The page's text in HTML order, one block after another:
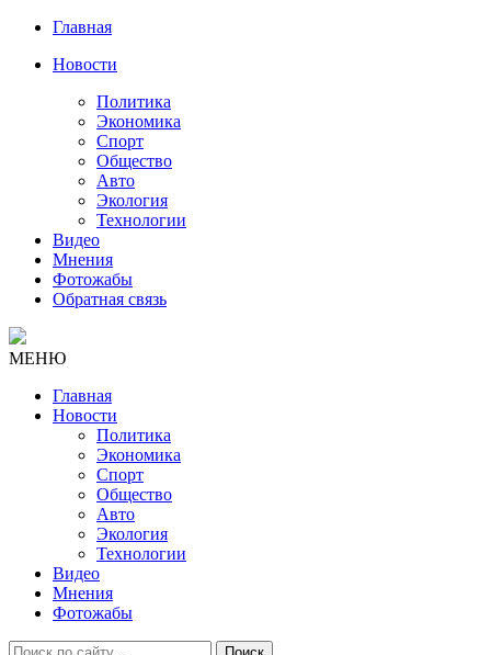
Главная
Новости
Политика
Экономика
Спорт
Общество
Авто
Экология
Технологии
Видео
Мнения
Фотожабы
Обратная связь
МЕНЮ
Главная
Новости
Политика
Экономика
Спорт
Общество
Авто
Экология
Технологии
Видео
Мнения
Фотожабы